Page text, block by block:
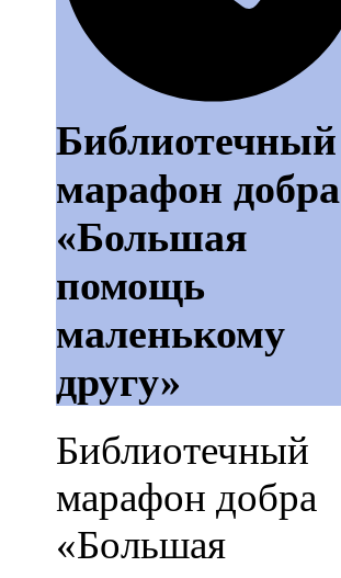
Библиотечный
марафон добра
«Большая
помощь
маленькому
другу»
Библиотечный
марафон добра
«Большая